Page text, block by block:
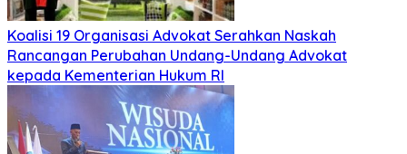
Koalisi 19 Organisasi Advokat Serahkan Naskah
Rancangan Perubahan Undang-Undang Advokat
kepada Kementerian Hukum RI